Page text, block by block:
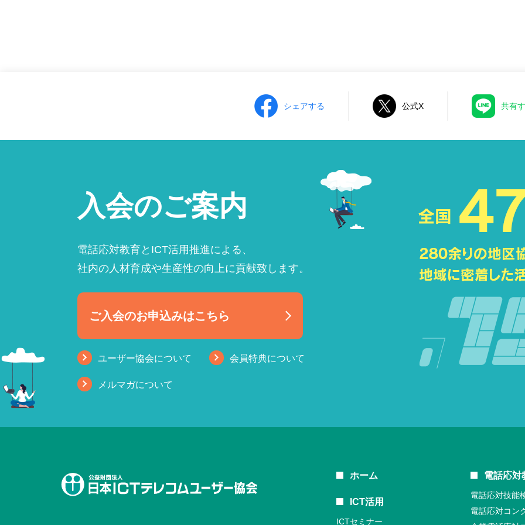
シェアする 公式X 共有
入会のご案内
電話応対教育とICT活用推進による、
社内の人材育成や生産性の向上に貢献致します。
ご入会のお申込みはこちら
ユーザー協会について 会員特典について
メルマガについて
ホーム
ICT活用
ICTセミナー
電話応対
電話応対技能
電話応対コン